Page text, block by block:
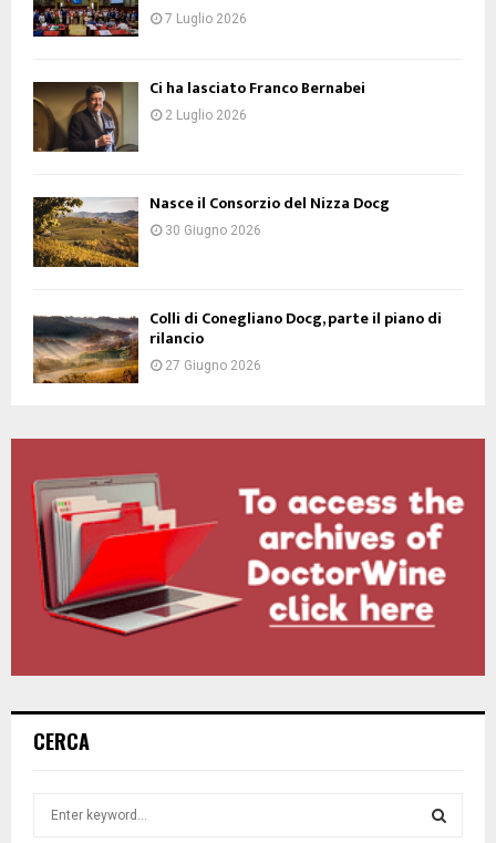
7 Luglio 2026
Ci ha lasciato Franco Bernabei
2 Luglio 2026
Nasce il Consorzio del Nizza Docg
30 Giugno 2026
Colli di Conegliano Docg, parte il piano di
rilancio
27 Giugno 2026
CERCA